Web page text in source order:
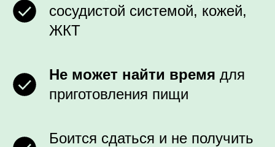
сосудистой системой, кожей,
ЖКТ
Не может найти время для
приготовления пищи
Боится сдаться и не получить